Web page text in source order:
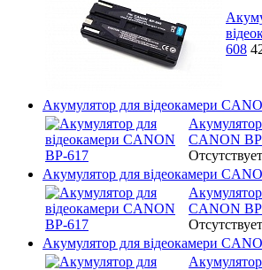
608
Акумулятор для відеокамери
CANON
Отсутствует
Акумулятор для відеокамери
CANON
Отсутствует
Акумулятор для відеокамери